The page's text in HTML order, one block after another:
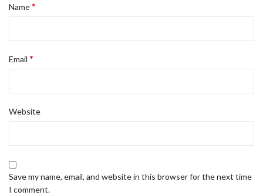
Name*
Email *
Website
Save my name, email, and website in this browser for the next time
I comment.